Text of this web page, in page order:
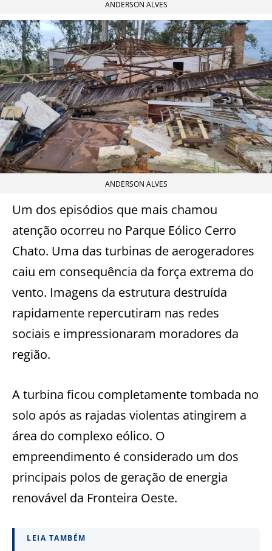
ANDERSON ALVES
ANDERSON ALVES
Um dos episódios que mais chamou
atenção ocorreu no Parque Eólico Cerro
Chato. Uma das turbinas de aerogeradores
caiu em consequência da força extrema do
vento. Imagens da estrutura destruída
rapidamente repercutiram nas redes
sociais e impressionaram moradores da
região.
A turbina ficou completamente tombada no
solo após as rajadas violentas atingirem a
área do complexo eólico. O
empreendimento é considerado um dos
principais polos de geração de energia
renovável da Fronteira Oeste.
LEIA TAMBÉM